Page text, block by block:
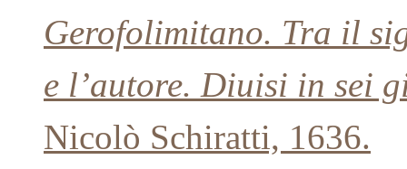
Gerofolimitano. Tra il
e l’autore. Diuisi in sei
Nicolò Schiratti, 1636.